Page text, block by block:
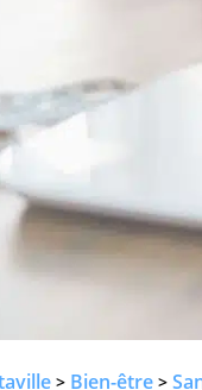
> Bien-être>